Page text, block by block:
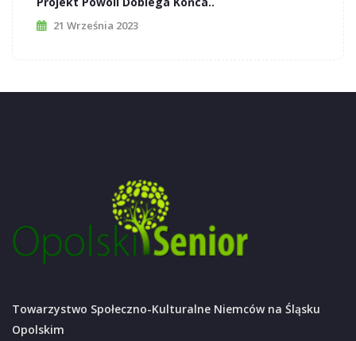
21 Września 2023
Towarzystwo Społeczno-Kulturalne Niemców na Śląsku
Opolskim